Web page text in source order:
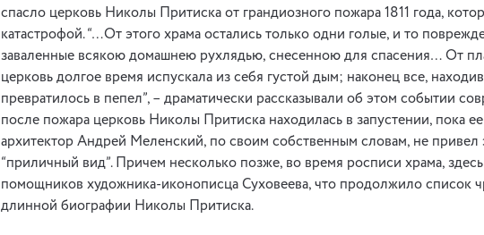
спасло церковь Николы Притиска от грандиозного пожара 1811 года,
катастрофой. “…От этого храма остались только одни голые, и то
заваленные всякою домашнею рухлядью, снесенною для спасения… От
церковь долгое время испускала из себя густой дым; наконец все,
превратилось в пепел”, – драматически рассказывали об этом событии
после пожара церковь Николы Притиска находилась в запустении, пока
архитектор Андрей Меленский, по своим собственным словам, не привел
“приличный вид”. Причем несколько позже, во время росписи храма,
помощников художника-иконописца Суховеева, что продолжило список
длинной биографии Николы Притиска.